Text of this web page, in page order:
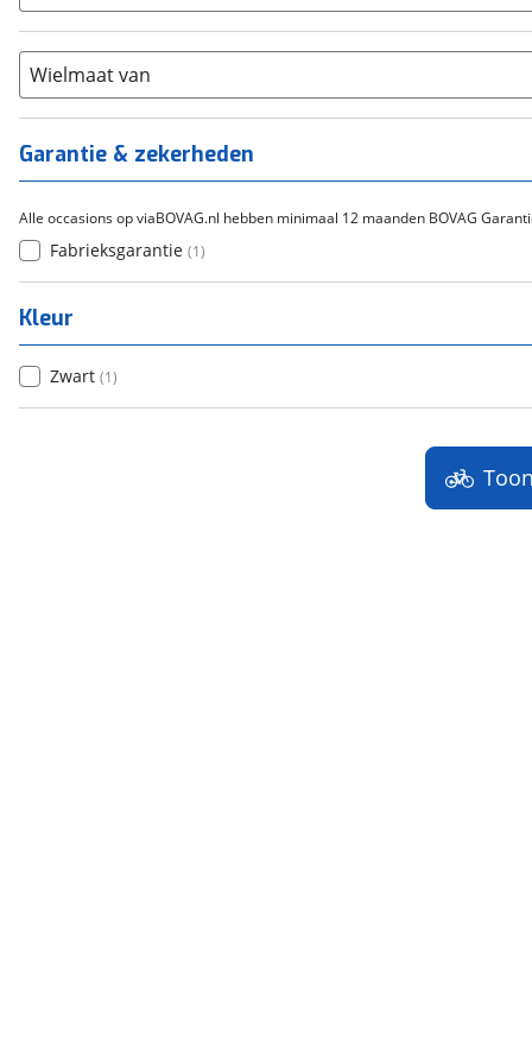
21+
Chroom-molybdeen (0)
Scandium
Staal (0 )
Tica
Wielmaat van
Garantie & zekerheden
Alle occasions op viaBOVAG.nl hebben minimaal 12 maanden BOVAG
Fabrieksgarantie (1)
Kleur
Zwart (1)